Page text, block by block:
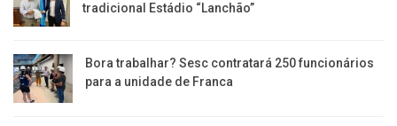
tradicional Estádio “Lanchão”
Bora trabalhar? Sesc contratará 250 funcionários
para a unidade de Franca